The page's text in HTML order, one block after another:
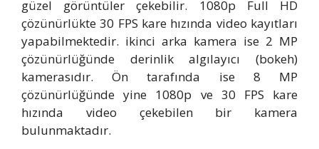
güzel görüntüler çekebilir. 1080p Full HD
çözünürlükte 30 FPS kare hızında video kayıtları
yapabilmektedir. ikinci arka kamera ise 2 MP
çözünürlüğünde derinlik algılayıcı (bokeh)
kamerasıdır. Ön tarafında ise 8 MP
çözünürlüğünde yine 1080p ve 30 FPS kare
hızında video çekebilen bir kamera
bulunmaktadır.